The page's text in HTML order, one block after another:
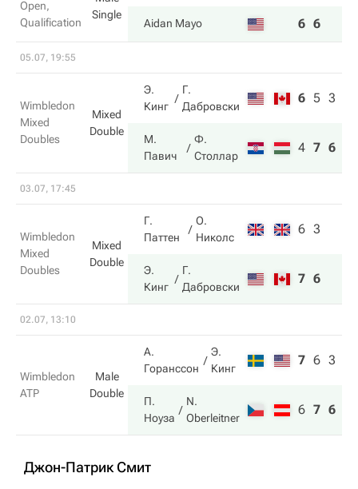
Open,
Qualification
Single
Aidan Mayo 6 6
05.07, 19:55
Wimbledon
Mixed
Doubles
Mixed
Double
Э.
Кинг
Г.
Дабровски
6 5 3
М.
Павич
Ф.
Столлар
4 7 6
03.07, 17:45
Wimbledon
Mixed
Doubles
Mixed
Double
Г.
Паттен
О.
Николс
6 3
Э.
Кинг
Г.
Дабровски
7 6
02.07, 13:10
Wimbledon
ATP
Male
Double
А.
Горанссон
Э.
Кинг
7 6 3
П.
Ноуза
N.
Oberleitner
6 7 6
Джон-Патрик Смит